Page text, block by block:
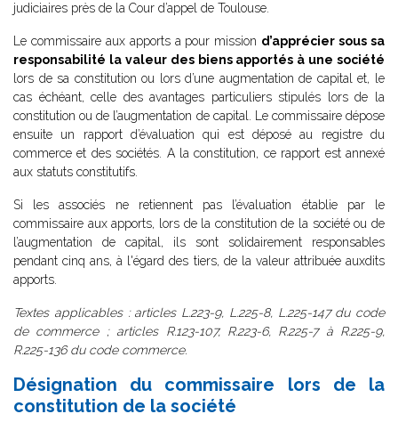
judiciaires près de la Cour d’appel de Toulouse.
Le commissaire aux apports a pour mission d’apprécier sous sa
responsabilité la valeur des biens apportés à une société
lors de sa constitution ou lors d’une augmentation de capital et, le
cas échéant, celle des avantages particuliers stipulés lors de la
constitution ou de l’augmentation de capital. Le commissaire dépose
ensuite un rapport d’évaluation qui est déposé au registre du
commerce et des sociétés. A la constitution, ce rapport est annexé
aux statuts constitutifs.
Si les associés ne retiennent pas l’évaluation établie par le
commissaire aux apports, lors de la constitution de la société ou de
l’augmentation de capital, ils sont solidairement responsables
pendant cinq ans, à l'égard des tiers, de la valeur attribuée auxdits
apports.
Textes applicables : articles L.223-9, L.225-8, L.225-147 du code
de commerce ; articles R.123-107, R.223-6, R.225-7 à R.225-9,
R.225-136 du code commerce.
Désignation du commissaire lors de la
constitution de la société